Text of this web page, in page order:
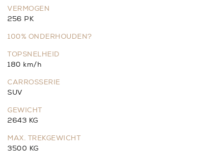
VERMOGEN
256 PK
100% ONDERHOUDEN?
TOPSNELHEID
180 km/h
CARROSSERIE
SUV
GEWICHT
2643 KG
MAX. TREKGEWICHT
3500 KG